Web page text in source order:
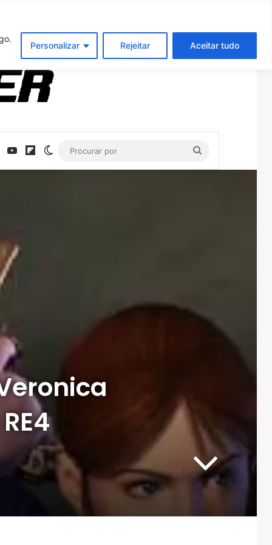
Personalizar Rejeitar Aceitar tudo
YouTubeFlipboardSwitch skin
por